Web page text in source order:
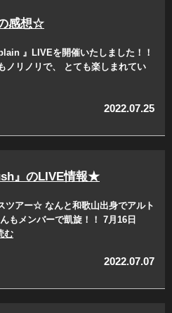
感想☆
』LIVEを開催いたしました！！
ノリノリで、 とても楽しまれてい
2022.07.25
』のLIVE情報★
ツアー☆ なんと和歌山出身でアルト
もメンバーで凱旋！！ 7月16日
む
2022.07.07